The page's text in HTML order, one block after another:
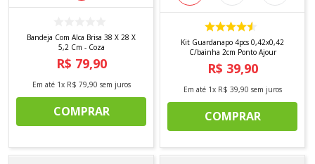
Bandeja Com Alca Brisa 38 X 28 X
5,2 Cm - Coza
R$ 79,90
Em até 1x R$ 79,90 sem juros
COMPRAR
Kit Guardanapo 4pcs 0,42x0,42
C/bainha 2cm Ponto Ajour
R$ 39,90
Em até 1x R$ 39,90 sem juros
COMPRAR